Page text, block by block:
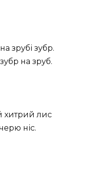
зрубі зубр.
на зруб.
лис
ніс.